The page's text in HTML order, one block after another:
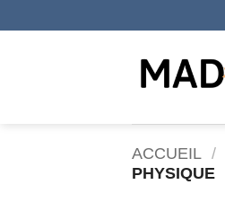
au
ACCUEIL /
PHYSIQUE